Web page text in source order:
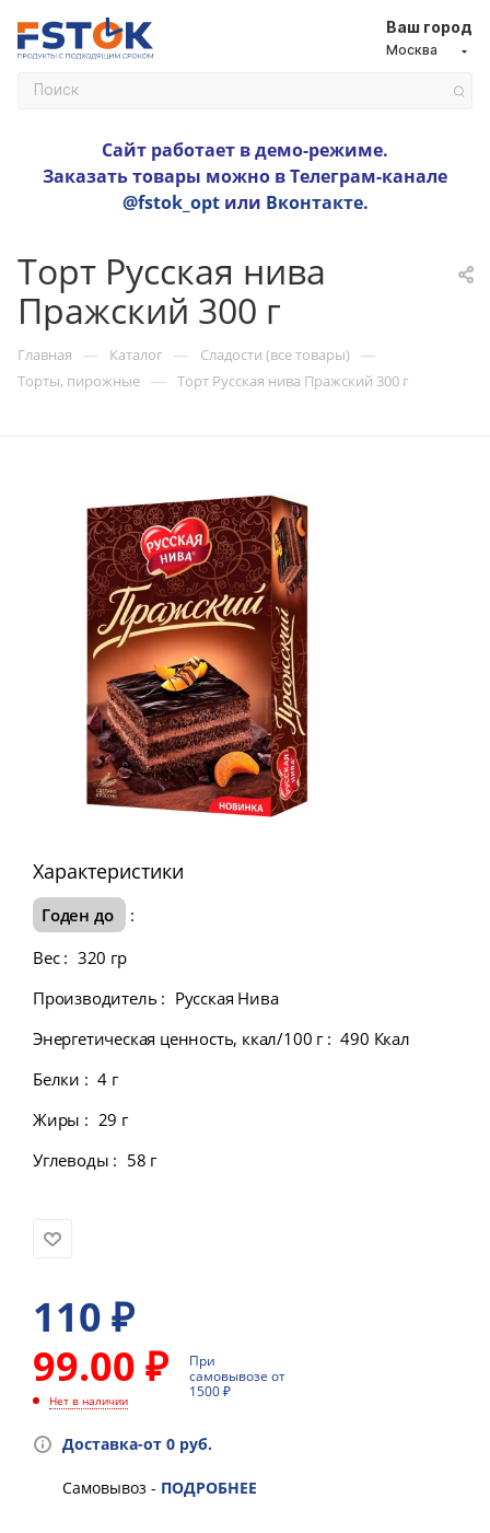
Ваш город
Москва
Сайт работает в демо-режиме.
Заказать товары можно в Телеграм-канале
@fstok_optили Вконтакте.
Торт Русская нива
Пражский 300 г
Главная — Каталог — Сладости (все товары) —
Торты, пирожные — Торт Русская нива Пражский 300 г
Характеристики
Годен до
:
Вес : 320 гр
Производитель : Русская Нива
Энергетическая ценность, ккал/100 г : 490 Ккал
Белки : 4 г
Жиры : 29 г
Углеводы : 58 г
110 ₽
99.00 ₽
При
самовывозе от
1500 ₽
Нет в наличии
Доставка-от 0 руб.
Самовывоз - ПОДРОБНЕЕ